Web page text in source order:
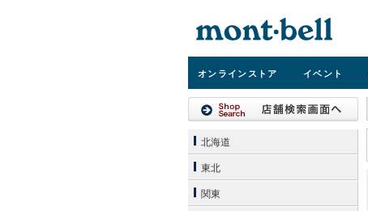
オンラインストア イベント
北海道
東北
関東